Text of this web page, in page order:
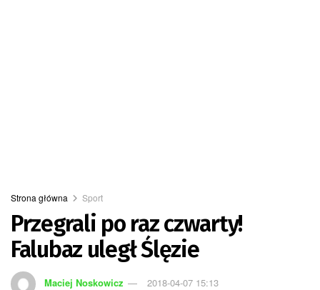
Strona główna Sport
Przegrali po raz czwarty!
Falubaz uległ Ślęzie
Maciej Noskowicz 2018-04-07 15:13